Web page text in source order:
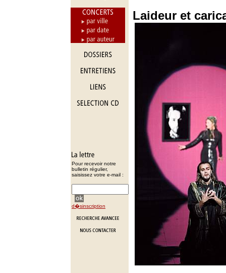
Pour recevoir notre
bulletin régulier,
saisissez votre e-mail :
d�sinscription
Laideur et